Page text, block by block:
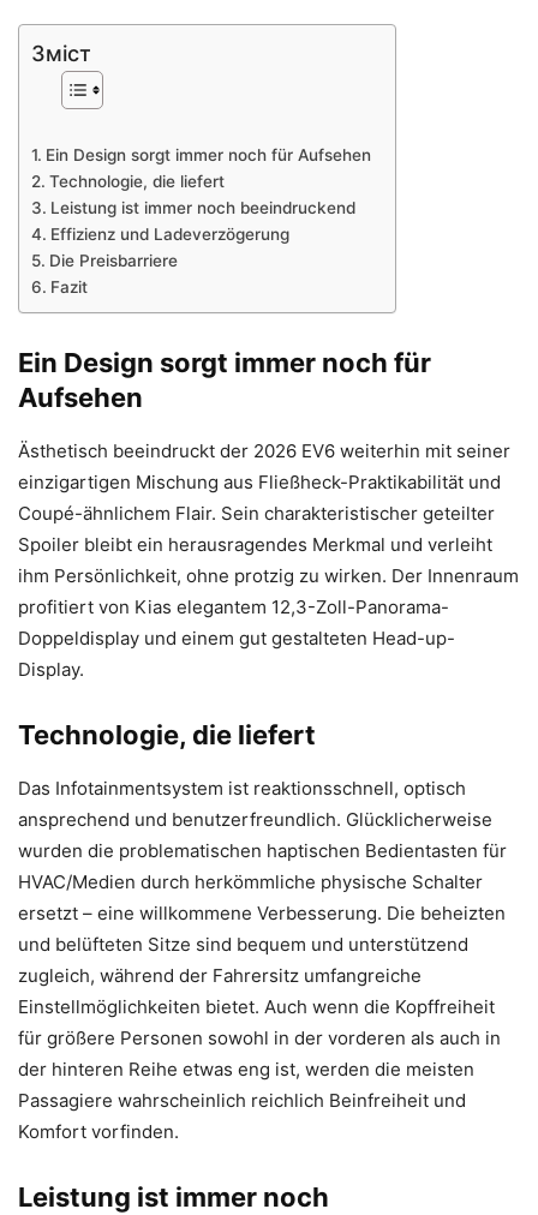
Зміст
Ein Design sorgt immer noch für Aufsehen
Technologie, die liefert
Leistung ist immer noch beeindruckend
Effizienz und Ladeverzögerung
Die Preisbarriere
Fazit
Ein Design sorgt immer noch für
Aufsehen
Ästhetisch beeindruckt der 2026 EV6 weiterhin mit seiner
einzigartigen Mischung aus Fließheck-Praktikabilität und
Coupé-ähnlichem Flair. Sein charakteristischer geteilter
Spoiler bleibt ein herausragendes Merkmal und verleiht
ihm Persönlichkeit, ohne protzig zu wirken. Der Innenraum
profitiert von Kias elegantem 12,3-Zoll-Panorama-
Doppeldisplay und einem gut gestalteten Head-up-
Display.
Technologie, die liefert
Das Infotainmentsystem ist reaktionsschnell, optisch
ansprechend und benutzerfreundlich. Glücklicherweise
wurden die problematischen haptischen Bedientasten für
HVAC/Medien durch herkömmliche physische Schalter
ersetzt – eine willkommene Verbesserung. Die beheizten
und belüfteten Sitze sind bequem und unterstützend
zugleich, während der Fahrersitz umfangreiche
Einstellmöglichkeiten bietet. Auch wenn die Kopffreiheit
für größere Personen sowohl in der vorderen als auch in
der hinteren Reihe etwas eng ist, werden die meisten
Passagiere wahrscheinlich reichlich Beinfreiheit und
Komfort vorfinden.
Leistung ist immer noch